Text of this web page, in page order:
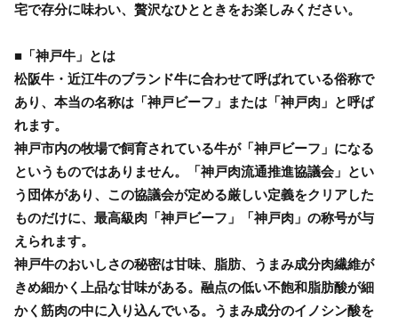
宅で存分に味わい、贅沢なひとときをお楽しみください。
■「神戸牛」とは
松阪牛・近江牛のブランド牛に合わせて呼ばれている俗称で
あり、本当の名称は「神戸ビーフ」または「神戸肉」と呼ば
れます。
神戸市内の牧場で飼育されている牛が「神戸ビーフ」になる
というものではありません。「神戸肉流通推進協議会」とい
う団体があり、この協議会が定める厳しい定義をクリアした
ものだけに、最高級肉「神戸ビーフ」「神戸肉」の称号が与
えられます。
神戸牛のおいしさの秘密は甘味、脂肪、うまみ成分肉繊維が
きめ細かく上品な甘味がある。融点の低い不飽和脂肪酸が細
かく筋肉の中に入り込んでいる。うまみ成分のイノシン酸を